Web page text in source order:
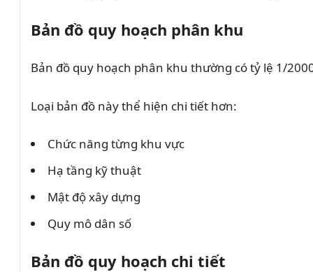
Bản đồ quy hoạch phân khu
Bản đồ quy hoạch phân khu thường có tỷ lệ 1/
Loại bản đồ này thể hiện chi tiết hơn:
Chức năng từng khu vực
Hạ tầng kỹ thuật
Mật độ xây dựng
Quy mô dân số
Bản đồ quy hoạch chi tiết